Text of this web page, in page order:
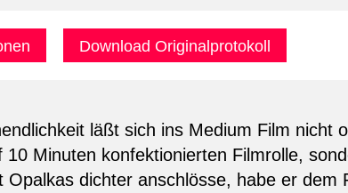
Download Originalprotokoll
läßt sich ins Medium Film
Minuten konfektionierten Filmrolle,
Opalkas dichter anschlösse, habe er